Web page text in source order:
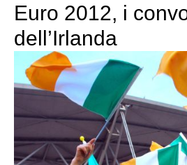
Euro 2012, i
dell’Irlanda